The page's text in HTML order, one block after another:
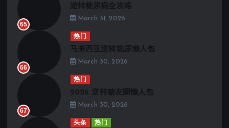
65
逆转糖尿病全攻略
March 31, 2026
66
热门
马来西亚逆转糖尿懒人包
March 30, 2026
67
热门
2026 逆转糖友圈懒人包
March 30, 2026
头条 热门